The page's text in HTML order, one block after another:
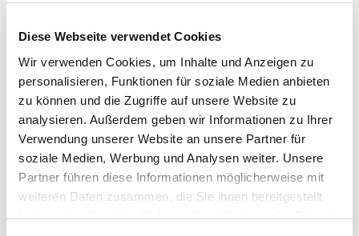
Diese Webseite verwendet Cookies
Wir verwenden Cookies, um Inhalte und Anzeigen zu
personalisieren, Funktionen für soziale Medien anbieten
zu können und die Zugriffe auf unsere Website zu
analysieren. Außerdem geben wir Informationen zu Ihrer
Verwendung unserer Website an unsere Partner für
soziale Medien, Werbung und Analysen weiter. Unsere
Partner führen diese Informationen möglicherweise mit
weiteren Daten zusammen, die Sie ihnen bereitgestellt
haben oder die sie im Rahmen Ihrer Nutzung der Dienste
OG - Teublitz e.V.
Details
93158 Teublitz
OG - Walderbach
Johannes-von-Gott-Straße 1
93194 Walderbach